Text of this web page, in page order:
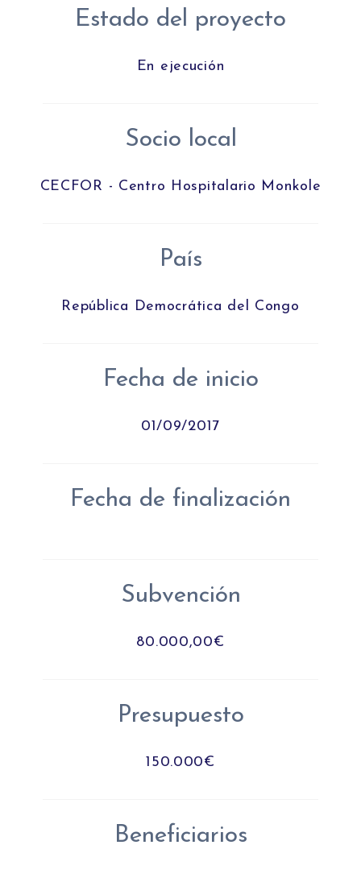
Estado del proyecto
En ejecución
Socio local
CECFOR - Centro Hospitalario Monkole
País
República Democrática del Congo
Fecha de inicio
01/09/2017
Fecha de finalización
Subvención
80.000,00€
Presupuesto
150.000€
Beneficiarios